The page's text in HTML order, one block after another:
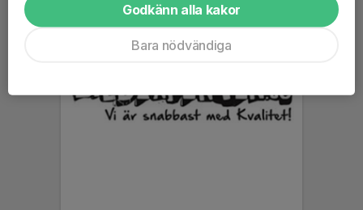
Godkänn alla kakor
Bara nödvändiga